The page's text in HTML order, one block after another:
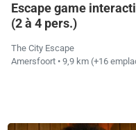
Escape game
(2 à 4 pers.)
The City Escape
Amersfoort • 9,9 km (+16